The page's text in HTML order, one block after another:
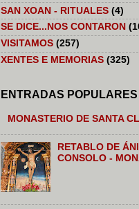
SAN XOAN - RITUALES (4)
SE DICE...NOS CONTARON
VISITAMOS (257)
XENTES E MEMORIAS (325)
ENTRADAS POPULARES
MONASTERIO DE SANTA
RETABLO DE
CONSOLO -